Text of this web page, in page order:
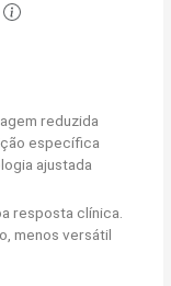
reduzida
específica
ajustada
resposta clínica.
menos versátil